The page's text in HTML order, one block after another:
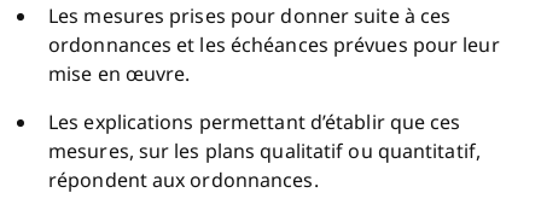
Les mesures prises pour donner suite à ces
ordonnances et les échéances prévues pour leur
mise en œuvre.
Les explications permettant d’établir que ces
mesures, sur les plans qualitatif ou quantitatif,
répondent aux ordonnances.